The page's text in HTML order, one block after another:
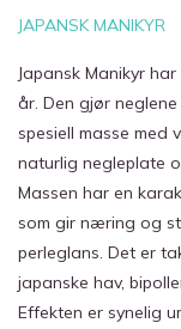
JAPANSK MANIKYR
Japansk Manikyr
år. Den gjør
spesiell masse med
naturlig negleplate
Massen har en
som gir næring og
perleglans. Det er
japanske hav,
Effekten er synelig